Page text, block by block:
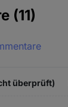
(11)
überprüft)